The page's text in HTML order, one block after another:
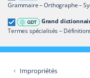
Grammaire – Orthographe –
Grand
Termes spécialisés –
Restreindre aux termes
Impropriétés